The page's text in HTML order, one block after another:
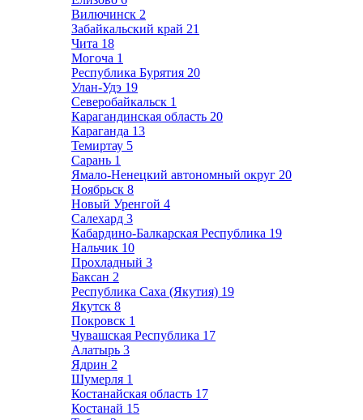
Вилючинск 2
Забайкальский край 21
Чита 18
Могоча 1
Республика Бурятия 20
Улан-Удэ 19
Северобайкальск 1
Карагандинская область 20
Караганда 13
Темиртау 5
Сарань 1
Ямало-Ненецкий автономный округ 20
Ноябрьск 8
Новый Уренгой 4
Салехард 3
Кабардино-Балкарская Республика 19
Нальчик 10
Прохладный 3
Баксан 2
Республика Саха (Якутия) 19
Якутск 8
Покровск 1
Чувашская Республика 17
Алатырь 3
Ядрин 2
Шумерля 1
Костанайская область 17
Костанай 15